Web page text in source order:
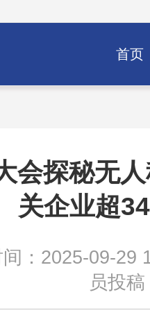
首页
会探秘无
关企业超
间：2025-09-29
员投稿